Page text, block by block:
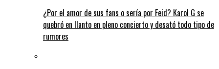
¿Por el amor de sus fans o sería por Feid? Karol G se
quebró en llanto en pleno concierto y desató todo tipo de
rumores